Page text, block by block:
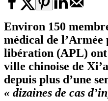
Environ 150
médical de l’Armée
libération (APL) ont
ville chinoise de
depuis plus d’une
« dizaines de cas